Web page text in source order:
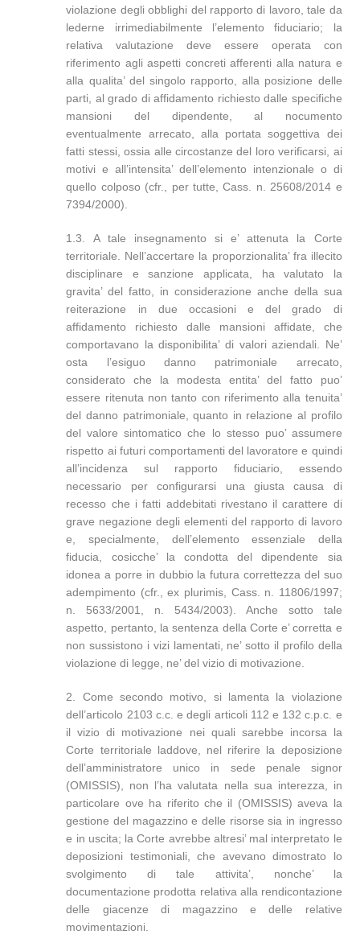
violazione degli obblighi del rapporto di lavoro, tale da
lederne irrimediabilmente l’elemento fiduciario; la
relativa valutazione deve essere operata con
riferimento agli aspetti concreti afferenti alla natura e
alla qualita’ del singolo rapporto, alla posizione delle
parti, al grado di affidamento richiesto dalle specifiche
mansioni del dipendente, al nocumento
eventualmente arrecato, alla portata soggettiva dei
fatti stessi, ossia alle circostanze del loro verificarsi, ai
motivi e all’intensita’ dell’elemento intenzionale o di
quello colposo (cfr., per tutte, Cass. n. 25608/2014 e
7394/2000).
1.3. A tale insegnamento si e’ attenuta la Corte
territoriale. Nell’accertare la proporzionalita’ fra illecito
disciplinare e sanzione applicata, ha valutato la
gravita’ del fatto, in considerazione anche della sua
reiterazione in due occasioni e del grado di
affidamento richiesto dalle mansioni affidate, che
comportavano la disponibilita’ di valori aziendali. Ne’
osta l’esiguo danno patrimoniale arrecato,
considerato che la modesta entita’ del fatto puo’
essere ritenuta non tanto con riferimento alla tenuita’
del danno patrimoniale, quanto in relazione al profilo
del valore sintomatico che lo stesso puo’ assumere
rispetto ai futuri comportamenti del lavoratore e quindi
all’incidenza sul rapporto fiduciario, essendo
necessario per configurarsi una giusta causa di
recesso che i fatti addebitati rivestano il carattere di
grave negazione degli elementi del rapporto di lavoro
e, specialmente, dell’elemento essenziale della
fiducia, cosicche’ la condotta del dipendente sia
idonea a porre in dubbio la futura correttezza del suo
adempimento (cfr., ex plurimis, Cass. n. 11806/1997;
n. 5633/2001, n. 5434/2003). Anche sotto tale
aspetto, pertanto, la sentenza della Corte e’ corretta e
non sussistono i vizi lamentati, ne’ sotto il profilo della
violazione di legge, ne’ del vizio di motivazione.
2. Come secondo motivo, si lamenta la violazione
dell’articolo 2103 c.c. e degli articoli 112 e 132 c.p.c. e
il vizio di motivazione nei quali sarebbe incorsa la
Corte territoriale laddove, nel riferire la deposizione
dell’amministratore unico in sede penale signor
(OMISSIS), non l’ha valutata nella sua interezza, in
particolare ove ha riferito che il (OMISSIS) aveva la
gestione del magazzino e delle risorse sia in ingresso
e in uscita; la Corte avrebbe altresi’ mal interpretato le
deposizioni testimoniali, che avevano dimostrato lo
svolgimento di tale attivita’, nonche’ la
documentazione prodotta relativa alla rendicontazione
delle giacenze di magazzino e delle relative
movimentazioni.